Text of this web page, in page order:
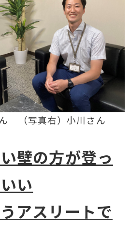
ん （写真右）小川さん
壁の方が登っ
い
うアスリートで